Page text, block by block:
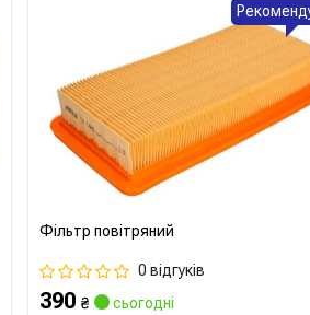
Фільтр повітряний
0 відгуків
390 ₴
сьогодні